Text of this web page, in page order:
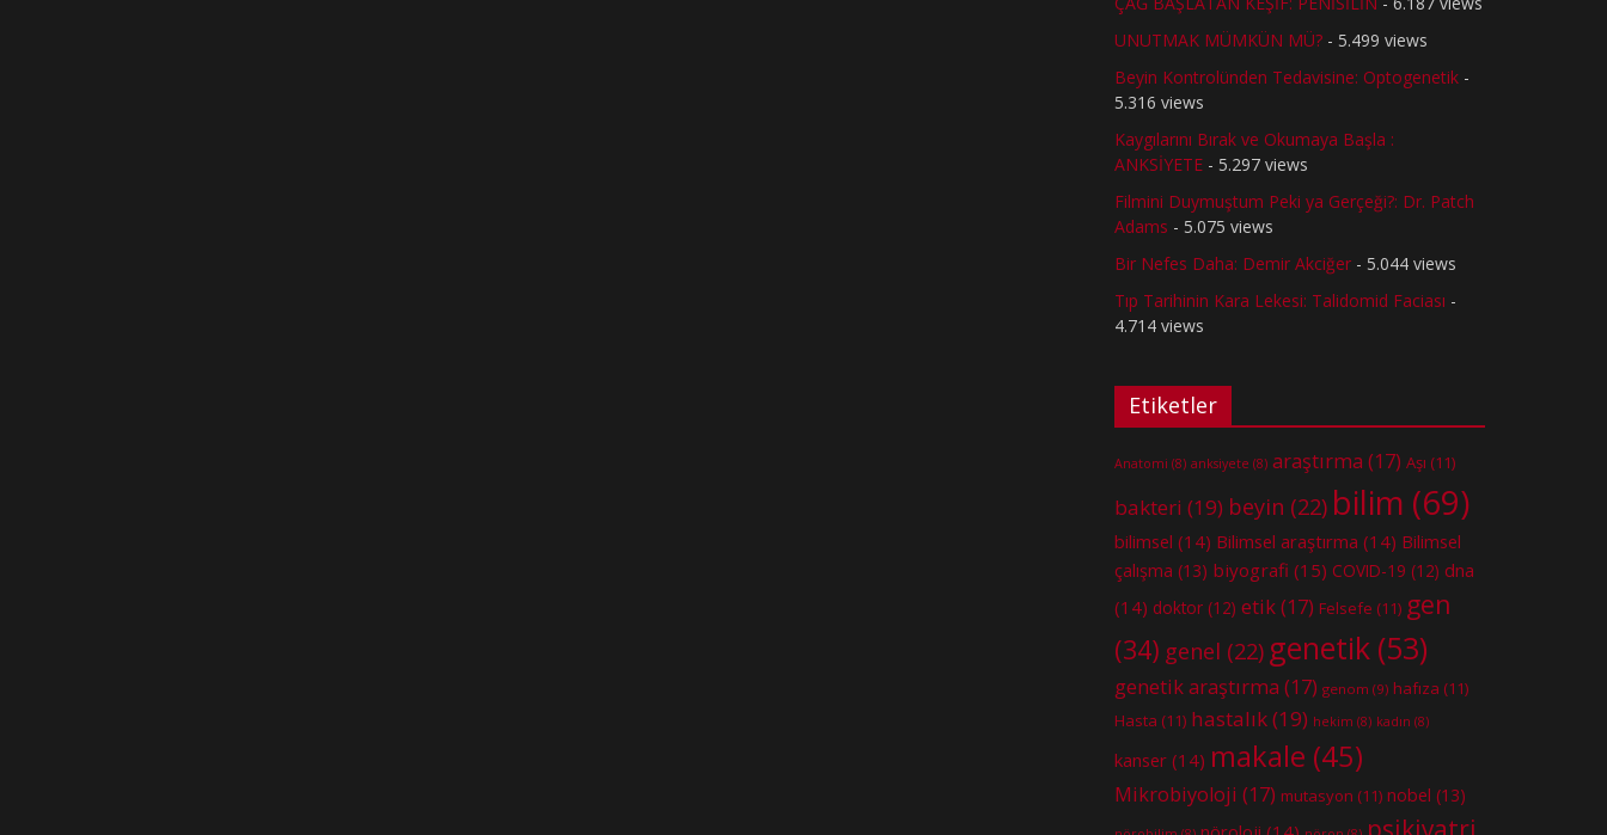
UNUTMAK MÜMKÜN MÜ? - 5.499 views
Beyin Kontrolünden Tedavisine: Optogenetik -
5.316 views
Kaygılarını Bırak ve Okumaya Başla :
ANKSİYETE - 5.297 views
Filmini Duymuştum Peki ya Gerçeği?: Dr. Patch
Adams - 5.075 views
Bir Nefes Daha: Demir Akciğer - 5.044 views
Tıp Tarihinin Kara Lekesi: Talidomid Faciası -
4.714 views
Etiketler
Anatomi (8) anksiyete (8) araştırma (17) Aşı (11)
bakteri (19) beyin (22) bilim (69)
bilimsel (14) Bilimsel araştırma (14) Bilimsel
çalışma (13) biyografi (15) COVID-19 (12) dna
(14) doktor (12) etik(17) Felsefe (11) gen
(34) genel (22) genetik (53)
genetik araştırma (17) genom (9) hafıza (11)
Hasta (11) hastalık(19) hekim (8) kadın (8)
kanser (14) makale (45)
Mikrobiyoloji (17) mutasyon (11) nobel (13)